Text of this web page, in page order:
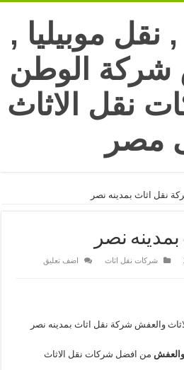
نقل اثاث بمدينه نصر
نصر
شركات نقل اثاث
اضف تعليق
والعفش شركة نقل اثاث بمدينه نصر
من افضل شركات نقل الاثاث